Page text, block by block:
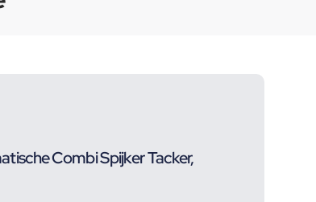
Combi Spijker Tacker,